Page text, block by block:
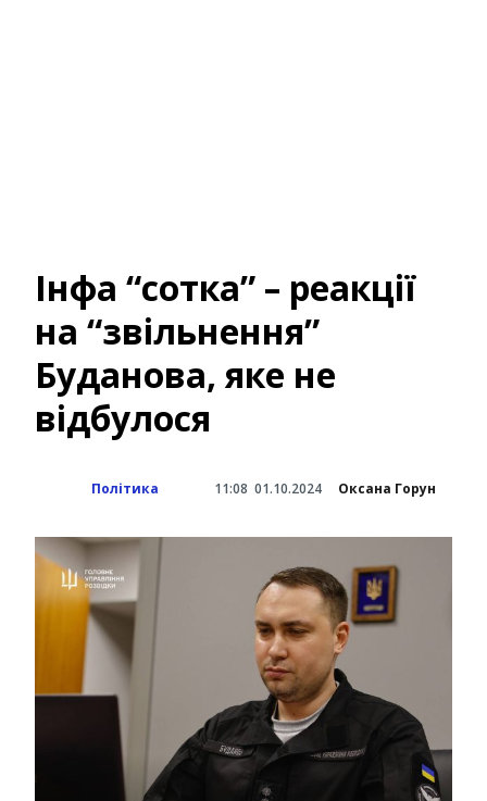
Інфа “сотка” – реакції
на “звільнення”
Буданова, яке не
відбулося
Політика 11:08 01.10.2024 Оксана Горун